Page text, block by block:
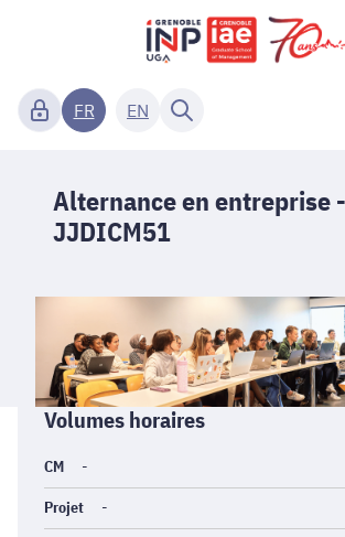
FR EN
Alternance en entreprise -
JJDICM51
Informations
générales
Volumes horaires
CM -
Projet -